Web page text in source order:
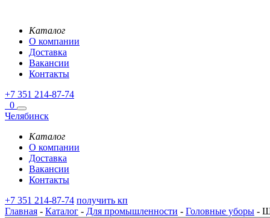
Каталог
О компании
Доставка
Вакансии
Контакты
+7 351 214-87-74
0
Челябинск
Каталог
О компании
Доставка
Вакансии
Контакты
+7 351 214-87-74 получить кп
Главная - Каталог - Для промышленности - Головные уборы -